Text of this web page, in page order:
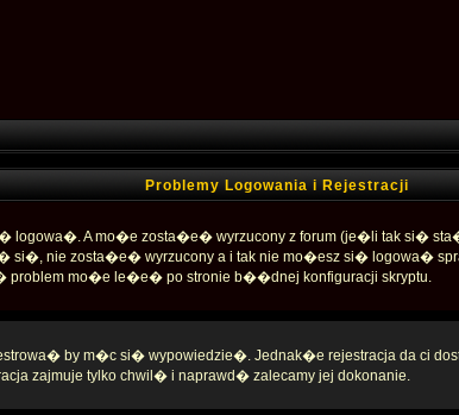
Problemy Logowania i Rejestracji
A mo�e zosta�e� wyrzucony z forum (je�li tak si�
si�, nie zosta�e� wyrzucony a i tak nie mo�esz si�
problem mo�e le�e� po stronie b��dnej konfiguracji skryptu.
by m�c si� wypowiedzie�. Jednak�e rejestracja da ci
zajmuje tylko chwil� i naprawd� zalecamy jej dokonanie.